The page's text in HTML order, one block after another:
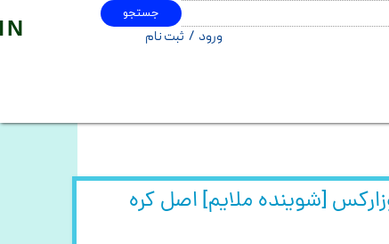
ورود / ثبت نام
جستجو
[شوینده ملایم] اصل کره